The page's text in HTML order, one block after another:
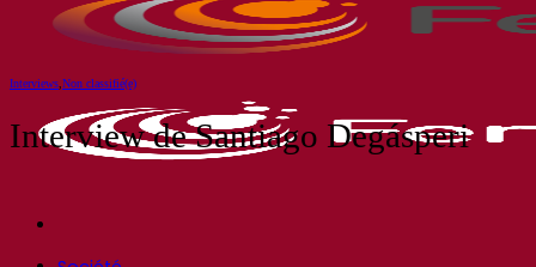
Interviews Non classifié(e)
Interview de Santiago Degásperi